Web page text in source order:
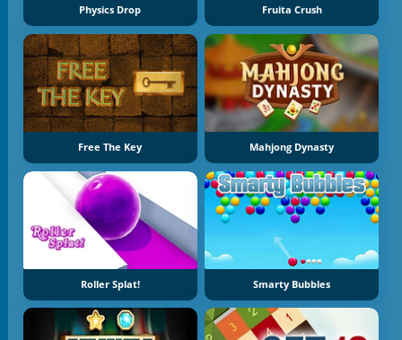
Physics Drop Fruita Crush
Free The Key Mahjong Dynasty
Roller Splat! Smarty Bubbles